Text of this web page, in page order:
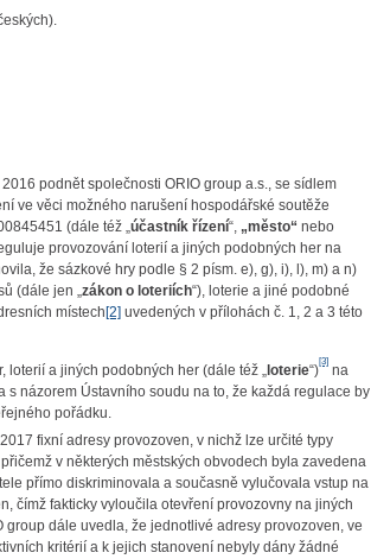
podnět společnosti ORIO group a.s., se sídlem
ve věci možného narušení hospodářské soutěže
(dále též „účastník řízení“, „město“ nebo
provozování loterií a jiných podobných her na
že sázkové hry podle § 2 písm. e), g), i), l), m) a n)
(dále jen „zákon o loteriích“), loterie a jiné podobné
místech [2] uvedených v přílohách č. 1, 2 a 3 této
loterií a jiných podobných her (dále též „ loterie“)
[3]
na
názorem Ústavního soudu na to, že každá regulace by
pořádku.
fixní adresy provozoven, v nichž lze určité typy
v některých městských obvodech byla zavedena
přímo diskriminovala a současně vylučovala vstup na
čímž fakticky vyloučila otevření provozovny na jiných
dále uvedla, že jednotlivé adresy provozoven, ve
kritérií a k jejich stanovení nebyly dány žádné